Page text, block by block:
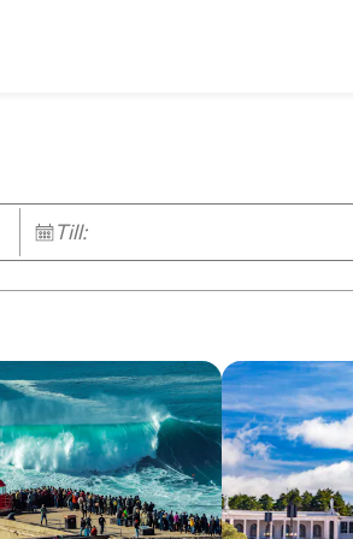
Till: